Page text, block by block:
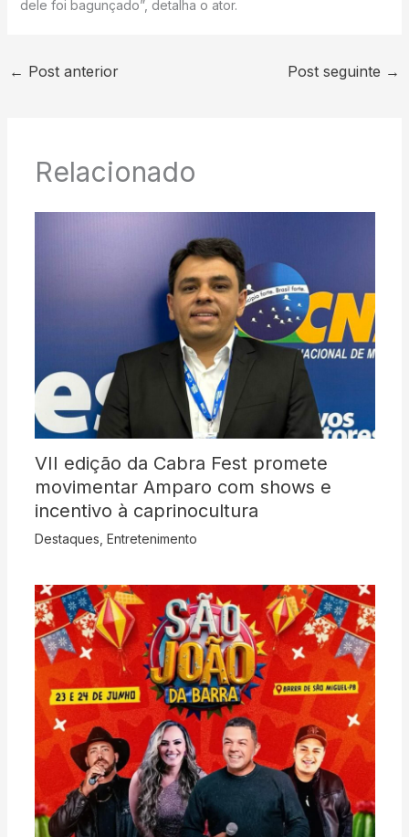
dele foi bagunçado”, detalha o ator.
← Post anterior Post seguinte →
Relacionado
VII edição da Cabra Fest promete
movimentar Amparo com shows e
incentivo à caprinocultura
Destaques Entretenimento